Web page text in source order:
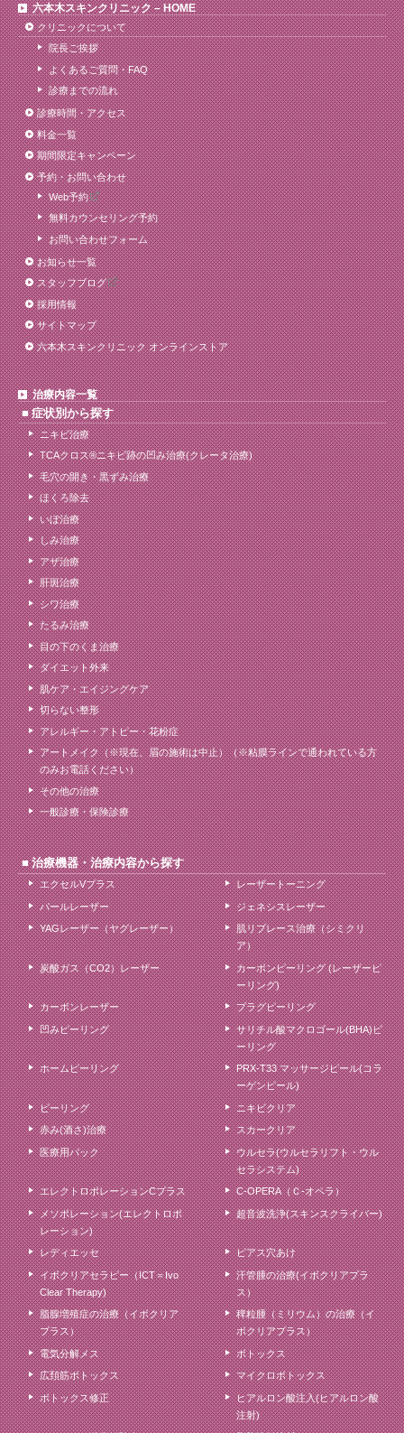
六本木スキンクリニック – HOME
クリニックについて
院長ご挨拶
よくあるご質問・FAQ
診療までの流れ
診療時間・アクセス
料金一覧
期間限定キャンペーン
予約・お問い合わせ
Web予約
無料カウンセリング予約
お問い合わせフォーム
お知らせ一覧
スタッフブログ
採用情報
サイトマップ
六本木スキンクリニック オンラインストア
治療内容一覧
症状別から探す
ニキビ治療
TCAクロス®ニキビ跡の凹み治療(クレータ治療)
毛穴の開き・黒ずみ治療
ほくろ除去
いぼ治療
しみ治療
アザ治療
肝斑治療
シワ治療
たるみ治療
目の下のくま治療
ダイエット外来
肌ケア・エイジングケア
切らない整形
アレルギー・アトピー・花粉症
アートメイク（※現在、眉の施術は中止）（※粘膜ラインで通われている方
のみお電話ください）
その他の治療
一般診療・保険診療
治療機器・治療内容から探す
エクセルVプラス レーザートーニング
パールレーザー ジェネシスレーザー
YAGレーザー（ヤグレーザー）
肌リプレース治療（シミクリ
ア）
炭酸ガス（CO2）レーザー
カーボンピーリング (レーザーピ
ーリング)
カーボンレーザー プラグピーリング
凹みピーリング
サリチル酸マクロゴール(BHA)ピ
ーリング
ホームピーリング
PRX-T33 マッサージピール(コラ
ーゲンピール)
ピーリング ニキビクリア
赤み(酒さ)治療 スカークリア
医療用パック
ウルセラ(ウルセラリフト・ウル
セラシステム)
エレクトロポレーションCプラス C-OPERA（Ｃ-オペラ）
メソポレーション(エレクトロポ
レーション)
超音波洗浄(スキンスクライバー)
レディエッセ ピアス穴あけ
イボクリアセラピー（ICT＝Ivo
Clear Therapy)
汗管腫の治療(イボクリアプラ
ス）
脂腺増殖症の治療（イボクリア
プラス）
稗粒腫（ミリウム）の治療（イ
ボクリアプラス）
電気分解メス ボトックス
広頚筋ボトックス マイクロボトックス
ボトックス修正
ヒアルロン酸注入(ヒアルロン酸
注射)